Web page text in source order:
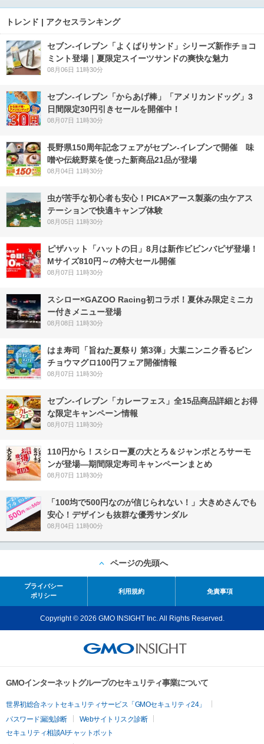
トレンド | アクセスランキング
セブン‐イレブン「よくばりサンド」シリーズ新作チョコ
ミント登場｜夏限定スイーツサンドの爽快な魅力
08月06日 11時30分
セブン‐イレブン「からあげ棒」「アメリカンドッグ」3
日間限定30円引きセールを開催中！
08月07日 11時30分
長野県150周年記念フェアがセブン-イレブンで開催 味
噌や伝統野菜を使った新商品21品が登場
08月04日 11時30分
虫が苦手な初心者も安心！PICA×アース製薬の虫ケアス
テーションで快適キャンプ体験
08月05日 11時30分
ピザハット「ハットの日」8月は新作ビビンバピザ登場！
Mサイズ810円～の特大セール開催
08月07日 11時30分
スシロー×GAZOO Racing初コラボ！夏休み限定ミニカ
ー付きメニュー登場
08月08日 11時30分
はま寿司「旨ねた夏祭り 第3弾」大葉ニンニク香るビン
チョウマグロ100円フェア開催情報
08月07日 11時30分
セブン‐イレブン「カレーフェス」全15品商品詳細とお得
な限定キャンペーン情報
08月07日 11時30分
110円から！スシロー夏の大とろ＆ジャンボとろサーモ
ンが登場―期間限定寿司キャンペーンまとめ
08月07日 11時30分
「100均で500円なのが信じられない！」大きめさんでも
安心！デザインも抜群な優秀サンダル
08月04日 11時00分
ページの先頭へ
プライバシー
ポリシー
利用規約 免責事項
Copyright © 2026 GMO INSIGHT Inc. All Rights Reserved.
GMOインターネットグループのセキュリティ事業について
世界初総合ネットセキュリティサービス「GMOセキュリティ24」
パスワード漏洩診断
Webサイトリスク診断
セキュリティ相談AIチャットボット